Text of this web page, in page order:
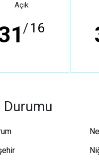
Açık
/16